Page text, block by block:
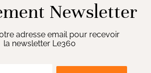
Newsletter
adresse email pour recevoir
la newsletter Le360